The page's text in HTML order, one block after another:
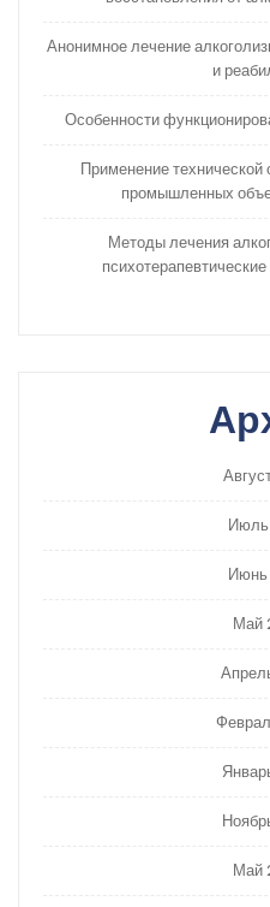
Анонимное лечение
и
Особенности
Применение технической
промышленных
Методы лечения
Май
Май